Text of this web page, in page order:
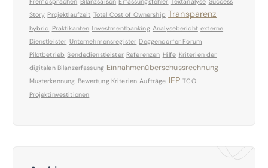
Story Projektlaufzeit Total Cost of Ownership Transparenz
hybrid Praktikanten Investmentbanking Analysebericht externe
Dienstleister Unternehmensregister Deggendorfer Forum
Pilotbetrieb Sendedienstleister Referenzen Hilfe Kriterien der
digitalen Bilanzerfassung Einnahmenüberschussrechnung
Musterkennung Bewertung Kriterien Aufträge IFP TCO
Projektinvestitionen